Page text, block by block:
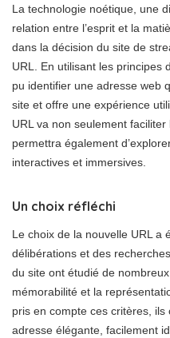
La technologie noétique, une
relation entre l’esprit et la
dans la décision du site de
URL. En utilisant les principes
pu identifier une adresse web
site et offre une expérience
URL va non seulement
permettra également
interactives et immersives.
Un choix réfléchi
Le choix de la nouvelle URL a
délibérations et des
du site ont étudié de
mémorabilité et la
pris en compte ces critères,
adresse élégante, facilement